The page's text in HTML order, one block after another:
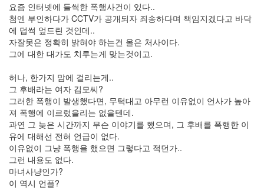
요즘 인터넷에 들썩한 폭행사건이 있다..
첨엔 부인하다가 CCTV가 공개되자 죄송하다며 책임지겠다고 바닥
에 덥썩 엎드린 것인데..
자잘못은 정확히 밝혀야 하는건 올은 처사이다.
그에 대한 대가도 치루는게 맞는것이고.
허나, 한가지 맘에 걸리는게..
그 후배라는 여자 김모씨?
그러한 폭행이 발생했다면, 무턱대고 아무런 이유없이 언사가 높아
져 폭행에 이르렀을리는 없을텐데.
과연 그 늦은 시간까지 무슨 이야기를 했으며, 그 후배를 폭행한 이
유에 대해선 전혀 언급이 없다.
이유없이 그냥 폭행을 했으면 그렇다고 적던가..
그런 내용도 없다.
마녀사냥인가?
이 역시 언플?
과
수
현
폭
설
베
르
사
일
소
설